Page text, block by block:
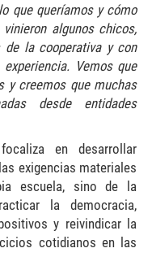
que queríamos y cómo
algunos chicos,
de la cooperativa y con
Vemos que
y creemos que muchas
desde entidades
en desarrollar
exigencias materiales
escuela, sino de la
la democracia,
y reivindicar la
cotidianos en las